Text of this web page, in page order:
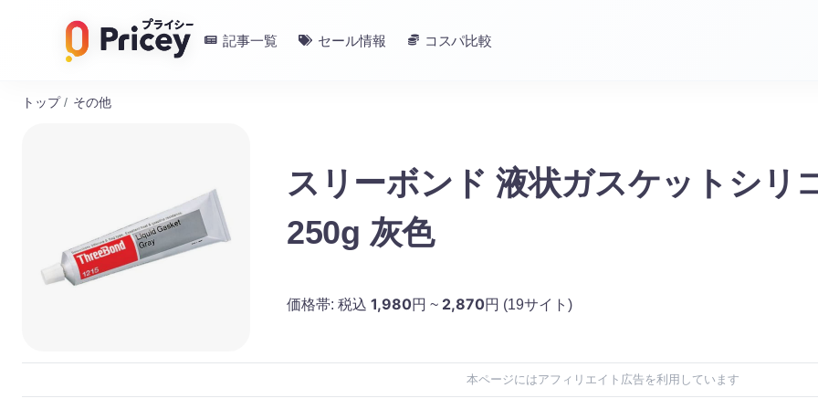
記事一覧 セール情報 コスパ比較
トップ / その他
スリーボンド 液状ガスケットシリ
250g 灰色
価格帯: 税込 1,980円 ~ 2,870円 (19サイト)
本ページにはアフィリエイト広告を利用しています